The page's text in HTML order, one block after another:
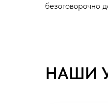
безоговорочно
НАШИ